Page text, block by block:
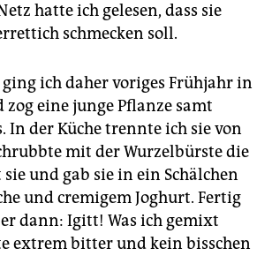
hatte ich gelesen, dass sie
schmecken soll.
ich daher voriges Frühjahr in
eine junge Pflanze samt
In der Küche trennte ich sie von
mit der Wurzelbürste die
und gab sie in ein Schälchen
und cremigem Joghurt. Fertig
dann: Igitt! Was ich gemixt
extrem bitter und kein bisschen